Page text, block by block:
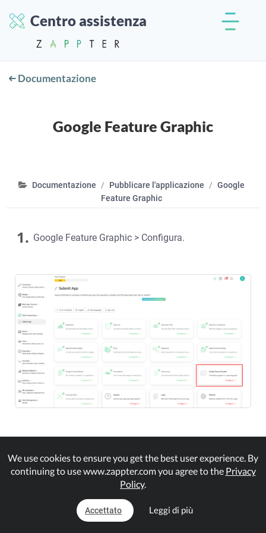
Centro assistenza
Documentazione
Google Feature Graphic
Documentazione Pubblicare l'applicazione
Google
Feature Graphic
1. Google Feature Graphic > Configura.
2.
Google"
.
We use cookies to ensure you get the best user experience. By
continuing to use www.zappter.com you agree to the Privacy
Policy.
Accettato Leggi di più